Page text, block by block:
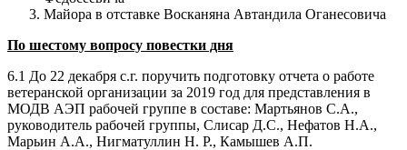
Майора в отставке Восканяна Автандила Оганесовича
По шестому вопросу повестки дня
6.1 До 22 декабря с.г. поручить подготовку отчета о работе
ветеранской организации за 2019 год для представления в
МОДВ АЭП рабочей группе в составе: Мартьянов С.А.,
руководитель рабочей группы, Слисар Д.С., Нефатов Н.А.,
Марьин А.А., Нигматуллин Н. Р., Камышев А.П.